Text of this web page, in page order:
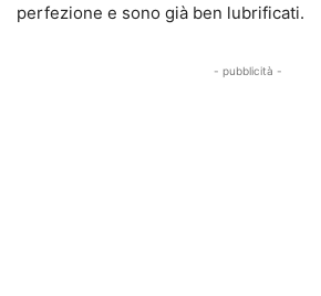
perfezione e sono già ben lubrificati.
- pubblicità -